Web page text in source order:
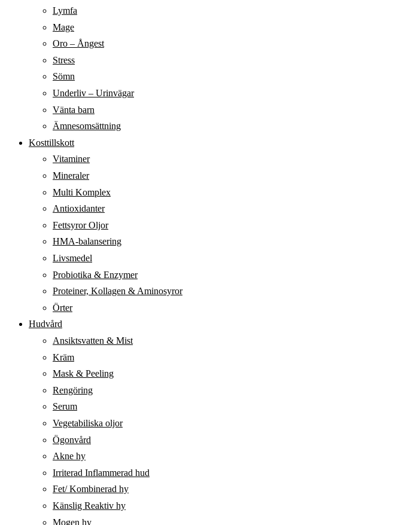
Lymfa
Mage
Oro – Ångest
Stress
Sömn
Underliv – Urinvägar
Vänta barn
Ämnesomsättning
Kosttillskott
Vitaminer
Mineraler
Multi Komplex
Antioxidanter
Fettsyror Oljor
HMA-balansering
Livsmedel
Probiotika & Enzymer
Proteiner, Kollagen & Aminosyror
Örter
Hudvård
Ansiktsvatten & Mist
Kräm
Mask & Peeling
Rengöring
Serum
Vegetabiliska oljor
Ögonvård
Akne hy
Irriterad Inflammerad hud
Fet/ Kombinerad hy
Känslig Reaktiv hy
Mogen hy